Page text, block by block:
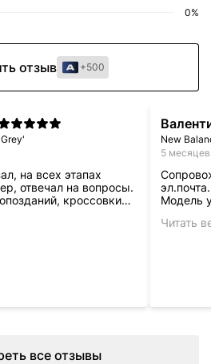
0%
отзыв +500
на всех этапах
отвечал на вопросы.
кроссовки
день, буду покупать
New
5
Модель
Читать
все отзывы